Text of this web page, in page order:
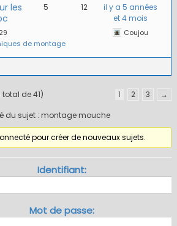
les
de montage
5 12
il y a 5 années
et 4 mois
Coujou
total de 41) 1 2 3
→
du sujet : montage mouche
pour créer de nouveaux sujets.
Identifiant:
Mot de passe: